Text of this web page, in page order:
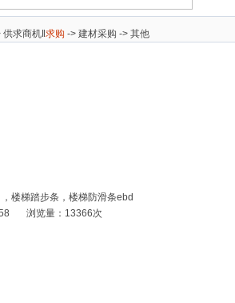
供求商机 求购 -> 建材采购 -> 其他
楼梯踏步条，楼梯防滑条ebd
浏览量：13366次